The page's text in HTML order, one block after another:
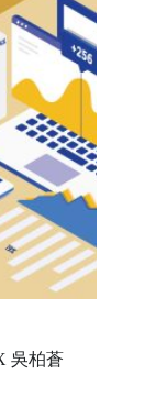
吳柏蒼